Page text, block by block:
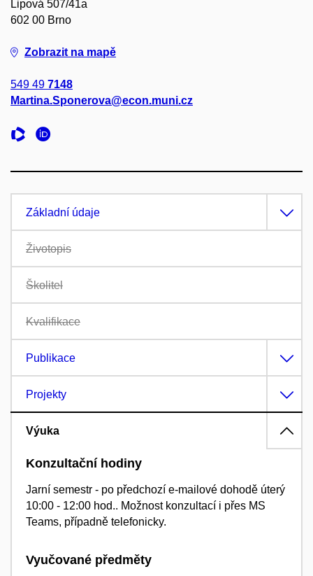
Lipová 507/41a
602 00 Brno
Zobrazit na mapě
549 49 7148
Martina.Sponerova@econ.muni.cz
Základní údaje
Životopis
Školitel
Kvalifikace
Publikace
Projekty
Výuka
Konzultační hodiny
Jarní semestr - po předchozí e-mailové dohodě úterý
10:00 - 12:00 hod.. Možnost konzultací i přes MS
Teams, případně telefonicky.
Vyučované předměty